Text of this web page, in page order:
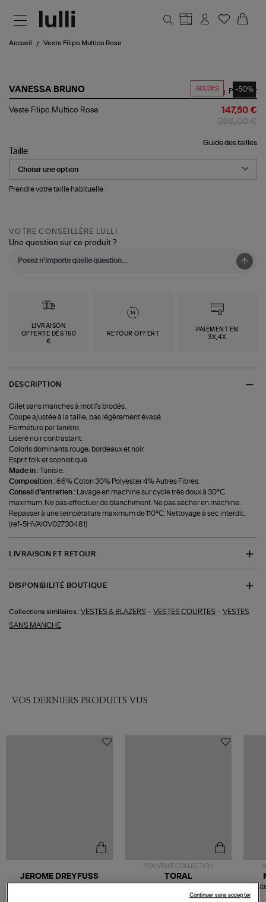
Accueil Veste Filipo Multico Rose
SOLDES -50%
VANESSA BRUNO
Veste
Partager
Veste Filipo Multico Rose 147,50 €
Guide des tailles
Taille
Prendre votre taille habituelle.
VOTRE CONSEILLÈRE LULLI
Une question sur ce produit ?
LIVRAISON
OFFERTE DÈS 150
€
RETOUR OFFERT
PAIEMENT EN
3X,4X
DESCRIPTION
Gilet sans manches à motifs brodés.
Coupe ajustée à la taille, bas légèrement évasé.
Fermeture par lanière.
Liseré noir contrastant.
Coloris dominants rouge, bordeaux et noir.
Esprit folk et sophistiqué.
Made in :Tunisie.
Composition :66% Coton 30% Polyester 4% Autres Fibres.
Conseil d'entretien :
Lavage en machine sur cycle très doux à 30°C
maximum. Ne pas effectuer de blanchiment. Ne pas sécher en machine.
Repasser à une température maximum de 110°C. Nettoyage à sec interdit.
(ref-5HVA10V02730481)
LIVRAISON ET RETOUR
DISPONIBILITÉ BOUTIQUE
Collections similaires : VESTES & BLAZERS -VESTES COURTES -VESTES
SANS MANCHE
VOS DERNIERS PRODUITS VUS
JEROME DREYFUSS
NOUVELLE COLLECTION
189,00 €
TORAL
MousseContinuer sans accepter